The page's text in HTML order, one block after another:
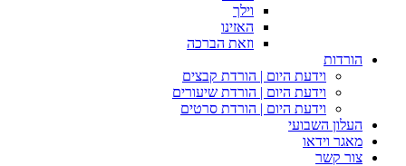
וילך
האזינו
וזאת הברכה
הורדות
וידעת היום | הורדת קבצים
וידעת היום | הורדת שיעורים
וידעת היום | הורדת סרטים
העלון השבועי
מאגר וידאו
צור קשר